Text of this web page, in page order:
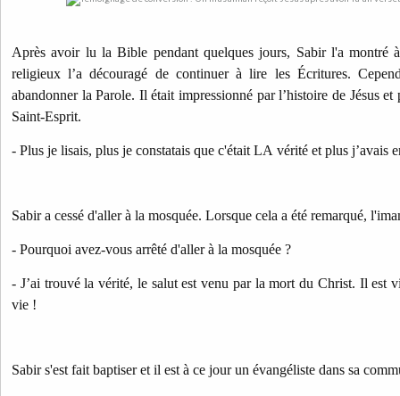
Après avoir lu la Bible pendant quelques jours, Sabir l'a montré
religieux l’a découragé de continuer à lire les Écritures.
abandonner la Parole. Il était impressionné par l’histoire de Jésus
Saint-Esprit.
- Plus je lisais, plus je constatais que c'était LA vérité et plus j’avais
Sabir a cessé d'aller à la mosquée. Lorsque cela a été remarqué,
- Pourquoi avez-vous arrêté d'aller à la mosquée ?
- J’ai trouvé la vérité, le salut est venu par la mort du Christ. Il est
vie !
Sabir s'est fait baptiser et il est à ce jour un évangéliste dans sa